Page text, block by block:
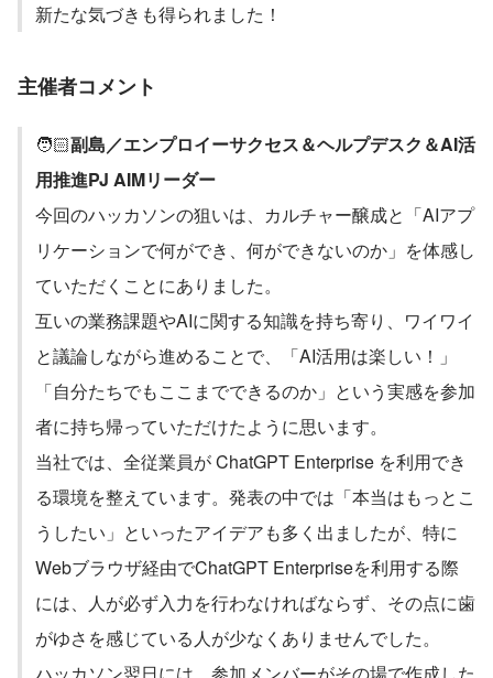
新たな気づきも得られました！
主催者コメント
🧑🏻副島／エンプロイーサクセス＆ヘルプデスク＆AI活
用推進PJ AIMリーダー
今回のハッカソンの狙いは、カルチャー醸成と「AIアプ
リケーションで何ができ、何ができないのか」を体感し
ていただくことにありました。
互いの業務課題やAIに関する知識を持ち寄り、ワイワイ
と議論しながら進めることで、「AI活用は楽しい！」
「自分たちでもここまでできるのか」という実感を参加
者に持ち帰っていただけたように思います。
当社では、全従業員が ChatGPT Enterprise を利用でき
る環境を整えています。発表の中では「本当はもっとこ
うしたい」といったアイデアも多く出ましたが、特に
Webブラウザ経由でChatGPT Enterpriseを利用する際
には、人が必ず入力を行わなければならず、その点に歯
がゆさを感じている人が少なくありませんでした。